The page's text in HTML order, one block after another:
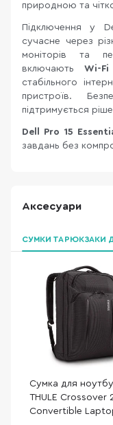
природною та
Підключення у
сучасне через
моніторів та
включаютьWi-
стабільного
пристроїв.
підтримується
Dell Pro 15
завдань без
Аксесуари
СУМКИ ТА РЮКЗАКИ
Сумка для
THULE Crossover
Convertible